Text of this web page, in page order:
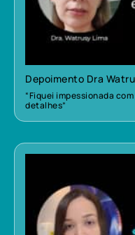
Depoimento Dra
“Fiquei impessionada
detalhes”